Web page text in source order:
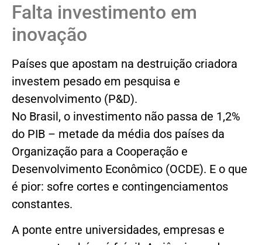
Falta investimento em
inovação
Países que apostam na destruição criadora
investem pesado em pesquisa e
desenvolvimento (P&D).
No Brasil, o investimento não passa de 1,2%
do PIB – metade da média dos países da
Organização para a Cooperação e
Desenvolvimento Econômico (OCDE). E o que
é pior: sofre cortes e contingenciamentos
constantes.
A ponte entre universidades, empresas e